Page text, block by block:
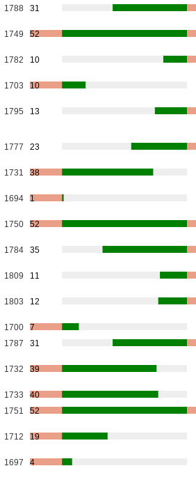
1788 31
1749 52
1782 10
1703 10
1795 13
1777 23
1731 38
1694 1
1750 52
1784 35
1809 11
1803 12
1700
7
1787 31
1732 39
1733
40
1751 52
1712 19
1697 4